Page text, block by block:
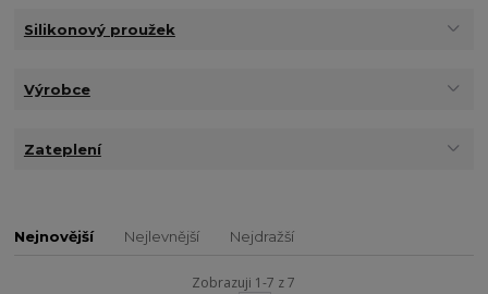
Silikonový proužek
Výrobce
Zateplení
Nejnovější Nejlevnější Nejdražší
Zobrazuji 1-7 z 7